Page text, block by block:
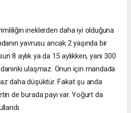
ineklerden daha iyi olduğuna
yavrusu ancak 2 yaşında bir
8 aylık ya da 15 aylıkken, yani 300
ulaşmaz. Onun için mandada
daha düşüktür. Fakat şu anda
de burada payı var. Yoğurt da